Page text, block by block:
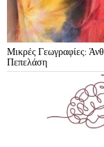
Μικρές Γεωγραφίες:
Πεπελάση